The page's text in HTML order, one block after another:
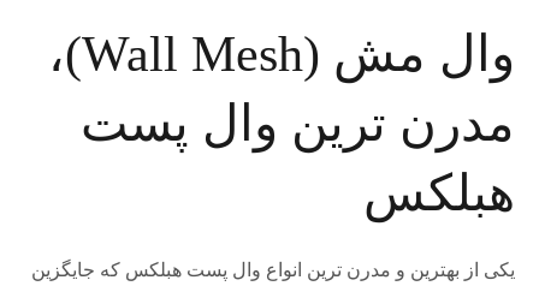
وال مش (Wall Mesh)،
مدرن ترین وال پست
هبلکس
یکی از بهترین و مدرن ترین انواع وال پست هبلکس که جایگزین